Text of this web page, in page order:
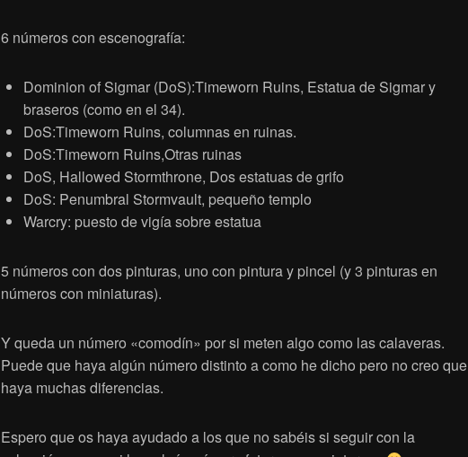
6 números con escenografía:
Dominion of Sigmar (DoS):Timeworn Ruins, Estatua de Sigmar y
braseros (como en el 34).
DoS:Timeworn Ruins, columnas en ruinas.
DoS:Timeworn Ruins,Otras ruinas
DoS, Hallowed Stormthrone, Dos estatuas de grifo
DoS: Penumbral Stormvault, pequeño templo
Warcry: puesto de vigía sobre estatua
5 números con dos pinturas, uno con pintura y pincel (y 3 pinturas en
números con miniaturas).
Y queda un número «comodín» por si meten algo como las calaveras.
Puede que haya algún número distinto a como he dicho pero no creo que
haya muchas diferencias.
Espero que os haya ayudado a los que no sabéis si seguir con la